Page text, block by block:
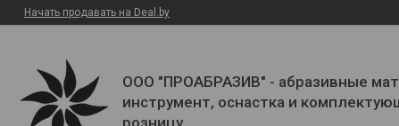
Начать продавать на Deal.by
ООО "ПРОАБРАЗИВ" - абразивные
инструмент, оснастка и
розницу.